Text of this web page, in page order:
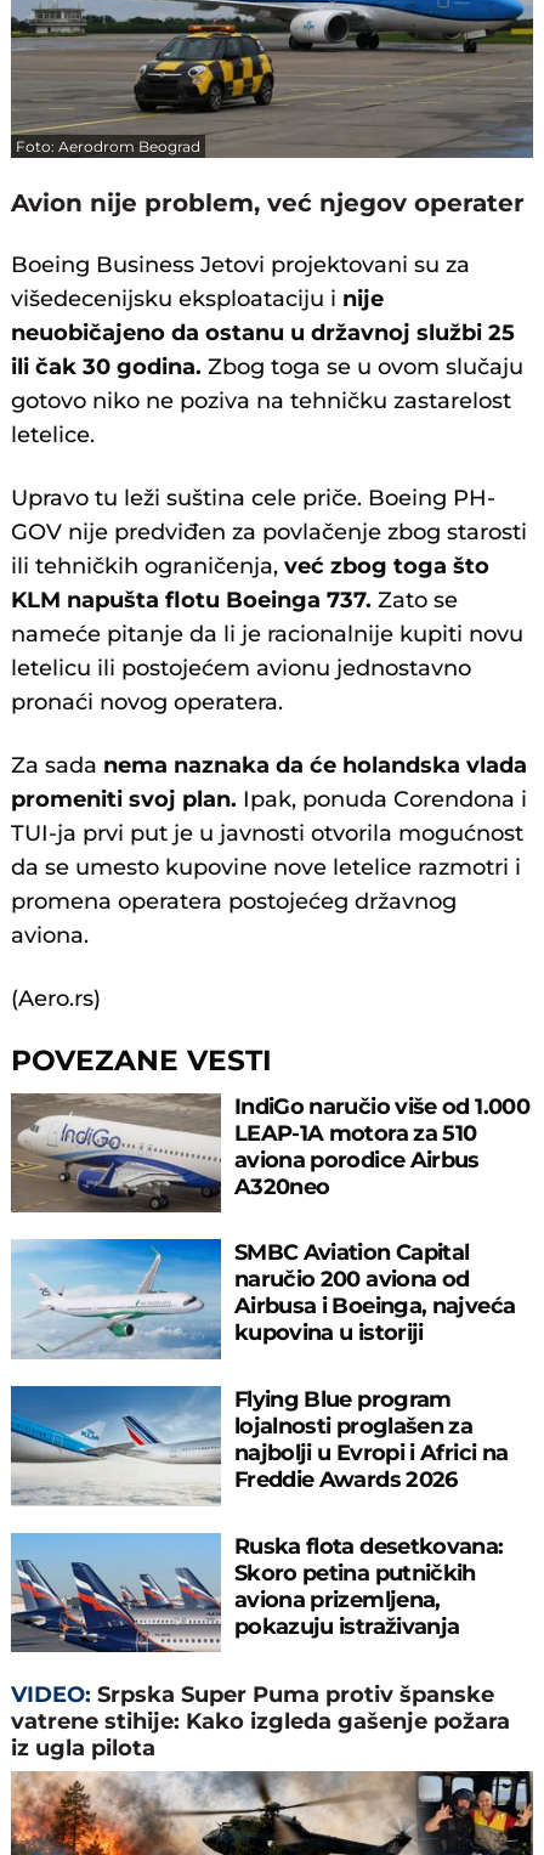
Foto: Aerodrom Beograd
Avion nije problem, već njegov operater
Boeing Business Jetovi projektovani su za
višedecenijsku eksploataciju i nije
neuobičajeno da ostanu u državnoj službi 25
ili čak 30 godina. Zbog toga se u ovom slučaju
gotovo niko ne poziva na tehničku zastarelost
letelice.
Upravo tu leži suština cele priče. Boeing PH-
GOV nije predviđen za povlačenje zbog starosti
ili tehničkih ograničenja,već zbog toga što
KLM napušta flotu Boeinga 737. Zato se
nameće pitanje da li je racionalnije kupiti novu
letelicu ili postojećem avionu jednostavno
pronaći novog operatera.
Za sada nema naznaka da će holandska vlada
promeniti svoj plan. Ipak, ponuda Corendona i
TUI-ja prvi put je u javnosti otvorila mogućnost
da se umesto kupovine nove letelice razmotri i
promena operatera postojećeg državnog
aviona.
(Aero.rs)
POVEZANE VESTI
IndiGo naručio više od 1.000
LEAP-1A motora za 510
aviona porodice Airbus
A320neo
SMBC Aviation Capital
naručio 200 aviona od
Airbusa i Boeinga, najveća
kupovina u istoriji
Flying Blue program
lojalnosti proglašen za
najbolji u Evropi i Africi na
Freddie Awards 2026
Ruska flota desetkovana:
Skoro petina putničkih
aviona prizemljena,
pokazuju istraživanja
VIDEO:Srpska Super Puma protiv španske
vatrene stihije: Kako izgleda gašenje požara
iz ugla pilota